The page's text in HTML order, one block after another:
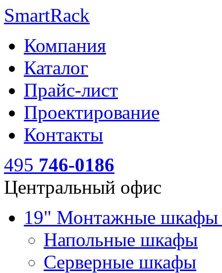
SmartRack
Компания
Каталог
Прайс-лист
Проектирование
Контакты
495 746-0186
Центральный офис
19" Монтажные
Напольные шкафы
Серверные шкафы